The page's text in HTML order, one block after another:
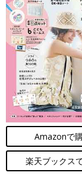
Amazonで
楽天ブックス